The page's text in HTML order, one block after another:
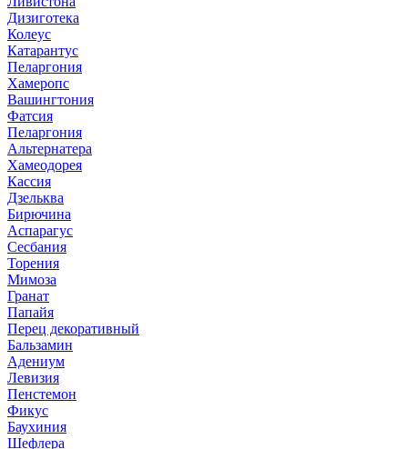
Дизиготека
Колеус
Катарантус
Пеларгония
Хамеропс
Вашингтония
Фатсия
Пеларгония
Альтернатера
Хамеодорея
Кассия
Дзельква
Бирючина
Аспарагус
Сесбания
Торения
Мимоза
Гранат
Папайя
Перец декоративный
Бальзамин
Адениум
Левизия
Пенстемон
Фикус
Баухиния
Шефлера